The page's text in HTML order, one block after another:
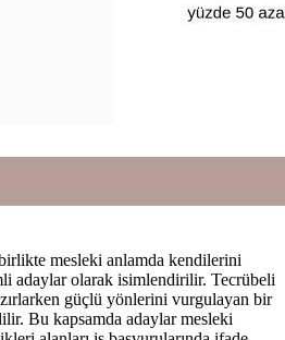
mesleki anlamda kendilerini
adaylar olarak isimlendirilir. Tecrübeli
güçlü yönlerini vurgulayan bir
Bu kapsamda adaylar mesleki